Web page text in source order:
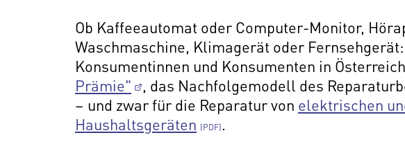
Ob Kaffeeautomat oder Computer-Monitor,
Waschmaschine, Klimagerät oder Fernsehgerät:
Konsumentinnen und Konsumenten in
Prämie"
, das Nachfolgemodell des
– und zwar für die Reparatur von elektrischen
Haushaltsgeräten
.